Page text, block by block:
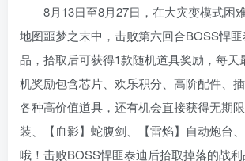
8月13日至8月27日，在大灾变模式困
地图噩梦之末中，击败第六回合BOSS悍
品，拾取后可获得1款随机道具奖励，每天
机奖励包含芯片、欢乐积分、高阶配件、
各种高价值道具，还有机会直接获得无期
装、【血影】蛇腹剑、【雷焰】自动炮台
哦！击败BOSS悍匪泰迪后拾取掉落的战